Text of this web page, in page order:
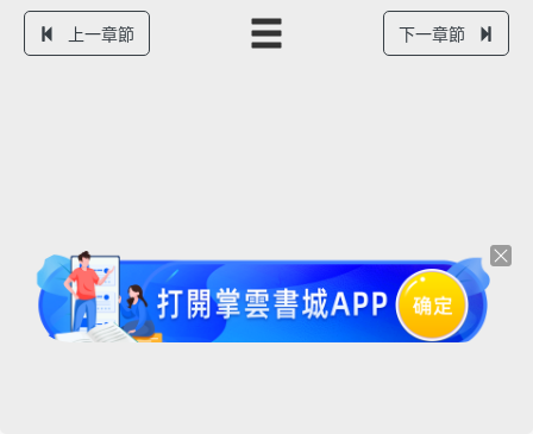
上一章節 下一章節